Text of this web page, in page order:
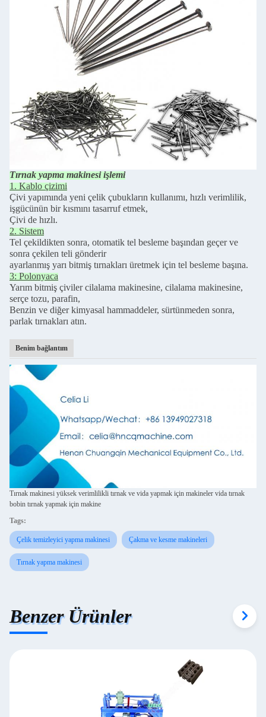
Tırnak yapma makinesi işlemi
1. Kablo çizimi
Çivi yapımında yeni çelik çubukların kullanımı, hızlı verimlilik,
işgücünün bir kısmını tasarruf etmek,
Çivi de hızlı.
2. Sistem
Tel çekildikten sonra, otomatik tel besleme başından geçer ve
sonra çekilen teli gönderir
ayarlanmış yarı bitmiş tırnakları üretmek için tel besleme başına.
3: Polonyaca
Yarım bitmiş çiviler cilalama makinesine, cilalama makinesine,
serçe tozu, parafin,
Benzin ve diğer kimyasal hammaddeler, sürtünmeden sonra,
parlak tırnakları atın.
Benim bağlantım
Tırnak makinesi yüksek verimlilikli tırnak ve vida yapmak için makineler vida tırnak
bobin tırnak yapmak için makine
Tags:
Çelik temizleyici yapma makinesi Çakma ve kesme makineleri
Tırnak yapma makinesi
Benzer Ürünler